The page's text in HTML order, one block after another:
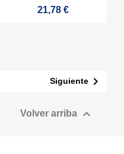
21,78 €
Siguiente 
Volver arriba 